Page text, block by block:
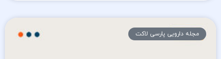
مجله دارویی پارسی لاکت